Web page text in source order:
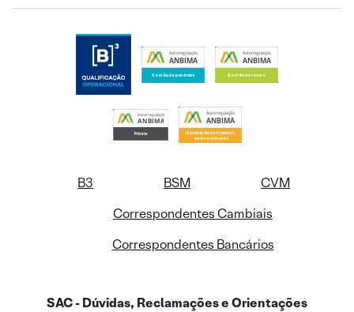
B3 BSM
CVM
Correspondentes Cambiais
Correspondentes Bancários
SAC - Dúvidas, Reclamações e Orientações